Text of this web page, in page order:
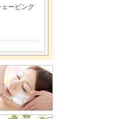
ェービング